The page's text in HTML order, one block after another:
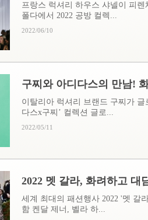
프랑스 럭셔리 하우스 샤넬이 피
폴다에서 2022 공방 컬렉...
2022/06/10
구찌와 아디다스의 만남!
이탈리아 럭셔리 브랜드 구찌가 글
다스x구찌’ 컬렉션 글로...
2022/05/11
2022 멧 갈라, 화려하고 대
세계 최대의 패션행사 2022 '멧 갈
함 켄달 제너, 벨라 하...